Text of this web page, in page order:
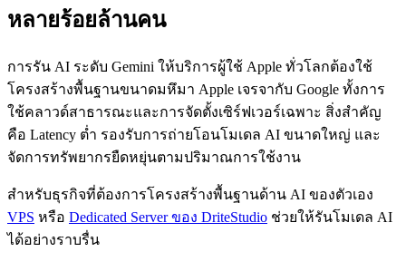
หลายร้อยล้านคน
การรัน AI ระดับ Gemini ให้บริการผู้ใช้ Apple ทั่วโลกต้องใช้
โครงสร้างพื้นฐานขนาดมหึมา Apple เจรจากับ Google ทั้งการ
ใช้คลาวด์สาธารณะและการจัดตั้งเซิร์ฟเวอร์เฉพาะ สิ่งสำคัญ
คือ Latency ต่ำ รองรับการถ่ายโอนโมเดล AI ขนาดใหญ่ และ
จัดการทรัพยากรยืดหยุ่นตามปริมาณการใช้งาน
สำหรับธุรกิจที่ต้องการโครงสร้างพื้นฐานด้าน AI ของตัวเอง
VPS หรือ Dedicated Server ของ DriteStudio ช่วยให้รันโมเดล AI
ได้อย่างราบรื่น